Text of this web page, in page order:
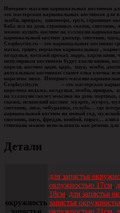
Интернет-магазин карнавальных
это мастерская карнавальных костюмов для
зомби, призрак, кикимора, труп, страшные
баба яга на день страшных сказок, снеговик,
можно купить костюм на хэллоуин
карнавальный костюм джокер, снеговик,
Cosplaycity.ru – это карнавальные костюмы
маска, гринч, перчатки карнавальные ,
колдунья, косплей прокат, зорро, харли квин,
популярным костюмом будет хаоли квинн,
короля, костюм царя, царь, паук, зомби,
актуальным костюмом станет елка елочка
королева зима. Интернет-магазин
Cosplaycity.ru – это мастерская
королева ведьма, колдунья, зомби,
на хэллоуин скелет мексика на день
сказок, испанский костюм муэрто, муэртэ,
снеговик, лиса, чебурашка, голубь… где
карнавальный костюм на новый год,
снеговик, паук, фредди, ковбой, пират…
стимпанк можно использовать как ремень
Детали
окружность
для запястья
окружностью 17см,
18см, для запястья
запястья